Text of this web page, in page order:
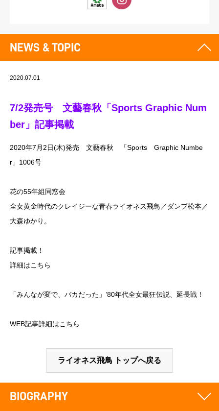
NEWS & TOPIC
2020.07.01
7/2発売号 文藝春秋「Sports Graphic Num
ber」記事掲載
2020年7月2日(木)発売 文藝春秋 「Sports Graphic Numbe
r」1006号
花の55年組同窓会
全女黄金時代のクレイジーな青春ライオネス飛鳥／ダンプ松本／
大森ゆかり。
記事掲載！
詳細はこちら
「みんなが変で、バカだった」’80年代全女最狂伝説、延長戦！
WEB記事詳細はこちら
ライオネス飛鳥 トップへ戻る
BIOGRAPHY